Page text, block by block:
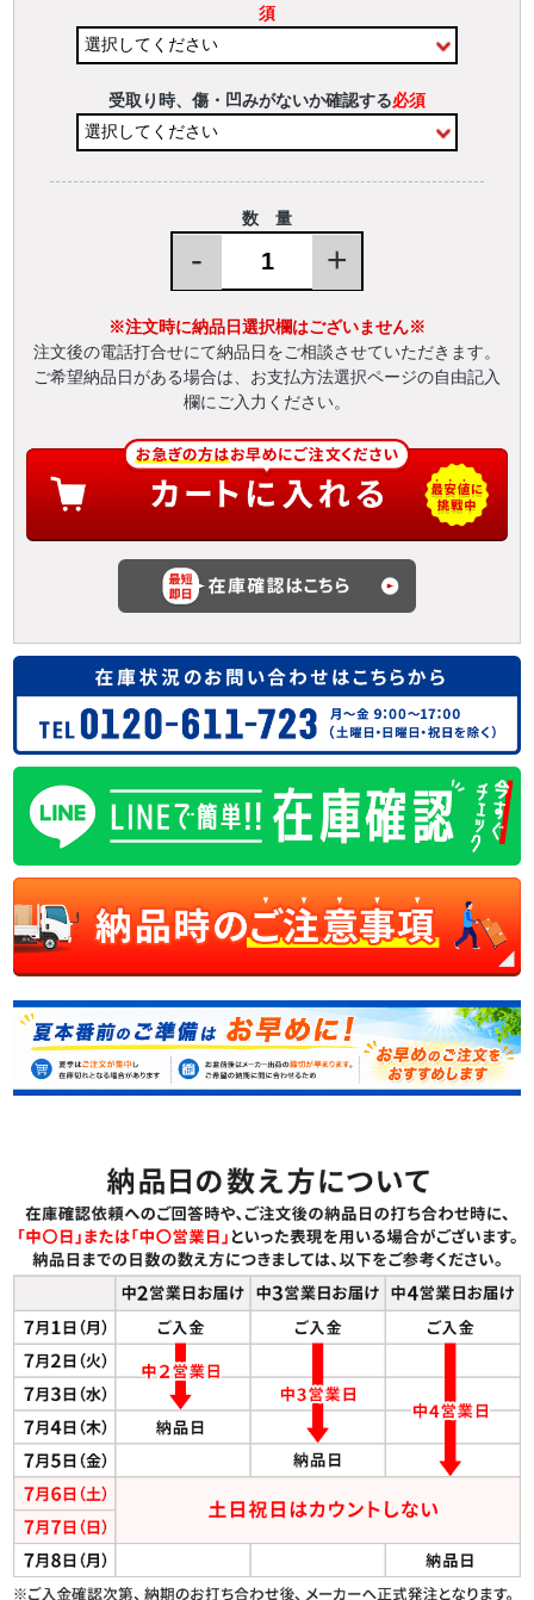
須
受取り時、傷・凹みがないか確認する必須
数 量
- +
※注文時に納品日選択欄はございません※
注文後の電話打合せにて納品日をご相談させていただきます。
ご希望納品日がある場合は、お支払方法選択ページの自由記入
欄にご入力ください。